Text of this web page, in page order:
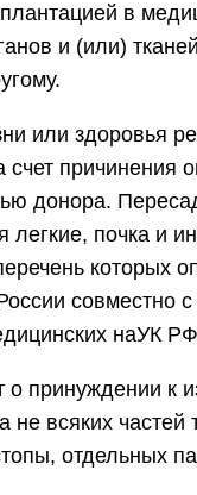
в
и (или)
или здоровья
счет причинения
донора.
легкие, почка и
которых
совместно с
наУК
о принуждении к
не всяких частей
отдельных